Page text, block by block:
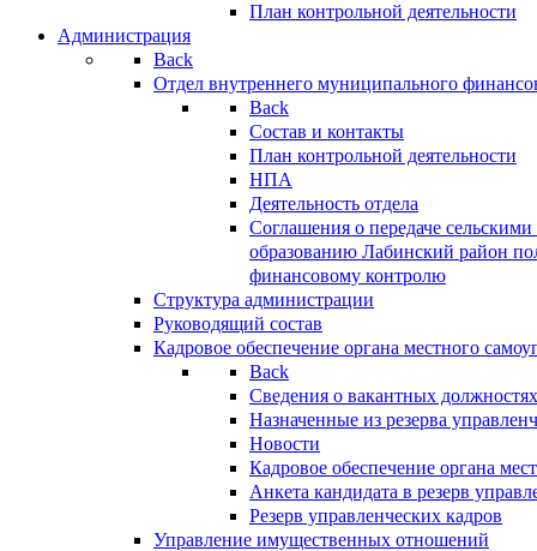
План контрольной деятельности
Администрация
Back
Отдел внутреннего муниципального
Back
Состав и контакты
План контрольной деятельности
НПА
Деятельность отдела
Соглашения о передаче
образованию Лабинский район
финансовому контролю
Структура администрации
Руководящий состав
Кадровое обеспечение органа местного
Back
Сведения о вакантных
Назначенные из резерва
Новости
Кадровое обеспечение органа
Анкета кандидата в резерв
Резерв управленческих кадров
Управление имущественных отношений